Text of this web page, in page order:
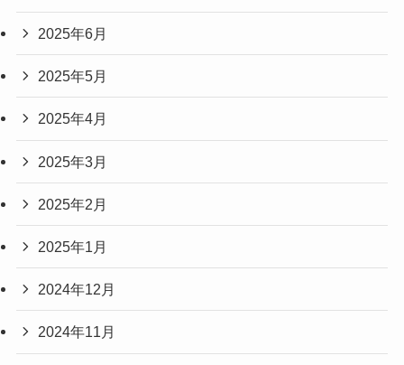
2025年6月
2025年5月
2025年4月
2025年3月
2025年2月
2025年1月
2024年12月
2024年11月